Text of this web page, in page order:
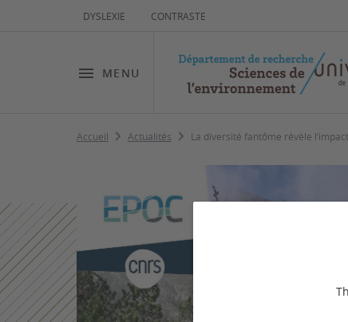
DYSLEXIE CONTRASTE
MENU
Accueil Actualités La diversité fantôme révèle